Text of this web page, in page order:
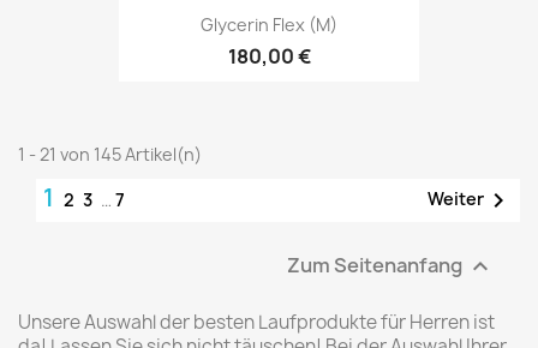
Glycerin Flex (M)
180,00 €
1 - 21 von 145 Artikel(n)
1 2 3 … 7 Weiter 
Zum Seitenanfang 
Unsere Auswahl der besten Laufprodukte für Herren ist